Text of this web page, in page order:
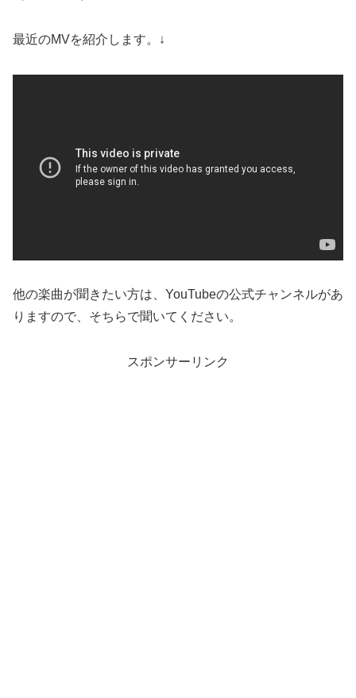
最近のMVを紹介します。↓
他の楽曲が聞きたい方は、YouTubeの公式チャンネルがあ
りますので、そちらで聞いてください。
スポンサーリンク